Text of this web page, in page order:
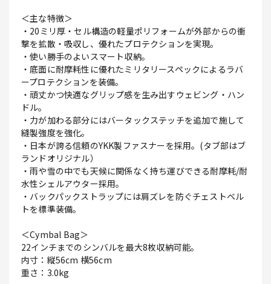
＜主な特徴＞
・20ミリ厚・セル構造の軽量ポリフォームが外部からの衝
撃を拡散・吸収し、優れたプロテクションを実現。
・使い勝手のよいスマート収納。
・底面に耐摩耗性に優れたミリタリースペックによるラバ
ープロテクションを装備。
・頑丈かつ快適なグリップ感を生み出すウェビング・ハン
ドル。
・力が加わる部分にはバータックステッチを追加で施して
縫製強度を強化。
・日本が誇る信頼のYKK製ファスナーを採用。(タブ部はブ
ランドオリジナル）
・雨や雪の中でも天候に関係なく持ち運びできる耐摩耗/耐
水性シェルアウター採用。
・バックパックストラップには肩ズレを防ぐチェストベル
トを標準装備。
＜Cymbal Bag＞
22インチまでのシンバルを最大8枚収納可能。
内寸：縦56cm 横56cm
重さ：3.0kg